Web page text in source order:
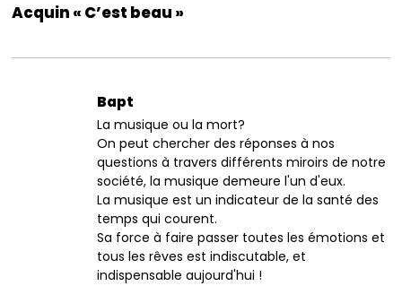
Acquin « C’est beau »
Bapt
La musique ou la mort?
On peut chercher des réponses à nos
questions à travers différents miroirs de notre
société, la musique demeure l'un d'eux.
La musique est un indicateur de la santé des
temps qui courent.
Sa force à faire passer toutes les émotions et
tous les rêves est indiscutable, et
indispensable aujourd'hui !